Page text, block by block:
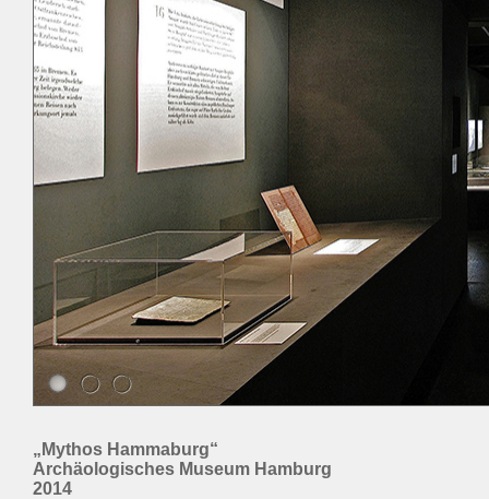
„Mythos Hammaburg“
Archäologisches Museum Hamburg
2014